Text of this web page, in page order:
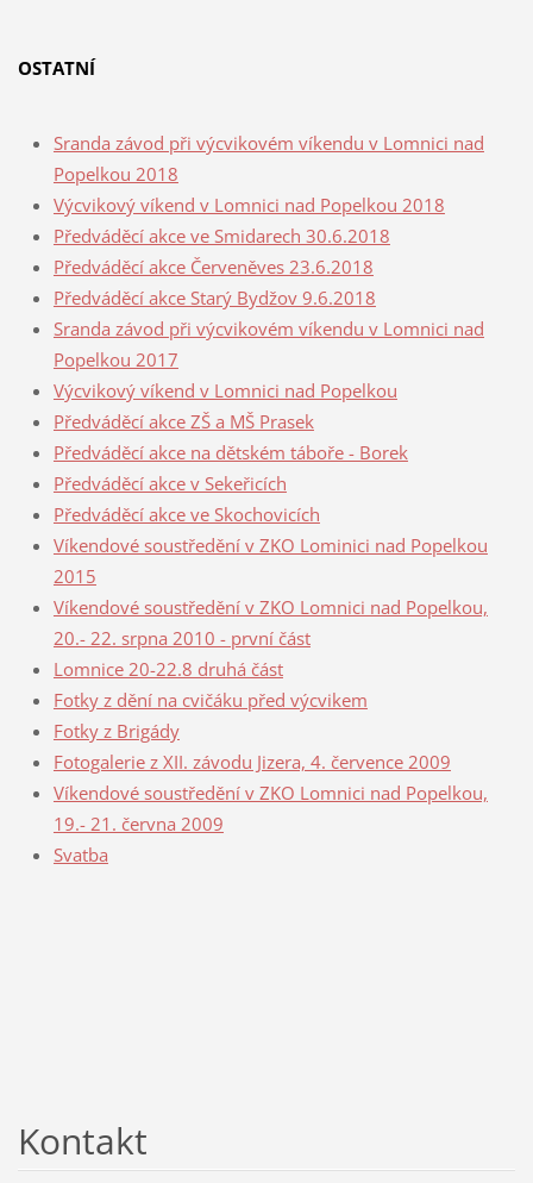
OSTATNÍ
Sranda závod při výcvikovém víkendu v Lomnici nad
Popelkou 2018
Výcvikový víkend v Lomnici nad Popelkou 2018
Předváděcí akce ve Smidarech 30.6.2018
Předváděcí akce Červeněves 23.6.2018
Předváděcí akce Starý Bydžov 9.6.2018
Sranda závod při výcvikovém víkendu v Lomnici nad
Popelkou 2017
Výcvikový víkend v Lomnici nad Popelkou
Předváděcí akce ZŠ a MŠ Prasek
Předváděcí akce na dětském táboře - Borek
Předváděcí akce v Sekeřicích
Předváděcí akce ve Skochovicích
Víkendové soustředění v ZKO Lominici nad Popelkou
2015
Víkendové soustředění v ZKO Lomnici nad Popelkou,
20.- 22. srpna 2010 - první část
Lomnice 20-22.8 druhá část
Fotky z dění na cvičáku před výcvikem
Fotky z Brigády
Fotogalerie z XII. závodu Jizera, 4. července 2009
Víkendové soustředění v ZKO Lomnici nad Popelkou,
19.- 21. června 2009
Svatba
Kontakt